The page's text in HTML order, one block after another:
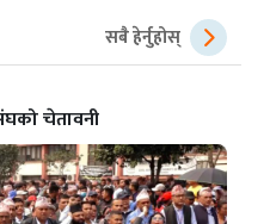
सबै हेर्नुहोस्
चेतावनी